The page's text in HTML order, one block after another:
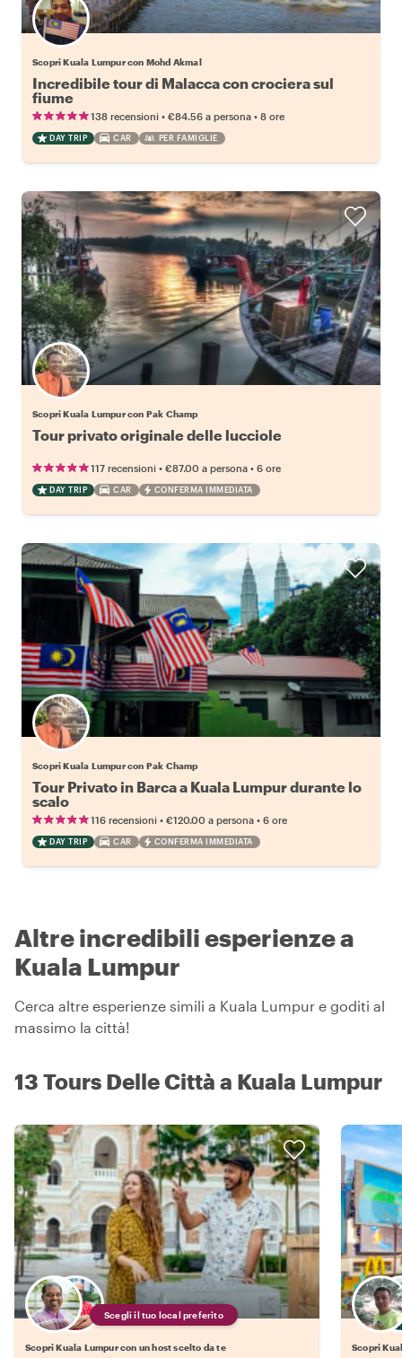
Scopri Kuala Lumpur con Mohd Akmal
Incredibile tour di Malacca con crociera sul
fiume
138 recensioni • €84.56 a persona • 8 ore
DAY TRIP CAR PER FAMIGLIE
Scopri Kuala Lumpur con Pak Champ
Tour privato originale delle lucciole
117 recensioni • €87.00 a persona • 6 ore
DAY TRIP CAR CONFERMA IMMEDIATA
Scopri Kuala Lumpur con Pak Champ
Tour Privato in Barca a Kuala Lumpur durante lo
scalo
116 recensioni • €120.00 a persona • 6 ore
DAY TRIP CAR CONFERMA IMMEDIATA
Altre incredibili esperienze a
Kuala Lumpur
Cerca altre esperienze simili a Kuala Lumpur e goditi al
massimo la città!
13 Tours Delle Città a Kuala Lumpur
Scegli il tuo local preferito
Scopri Kuala Lumpur con un host scelto da te Scopri